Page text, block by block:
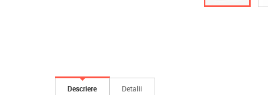
Descriere Detalii